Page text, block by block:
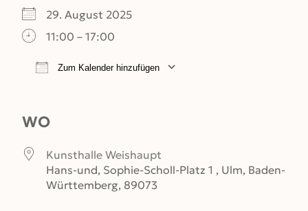
29. August 2025
11:00 – 17:00
Zum Kalender hinzufügen
WO
Kunsthalle Weishaupt
Hans-und, Sophie-Scholl-Platz 1 , Ulm, Baden-
Württemberg, 89073